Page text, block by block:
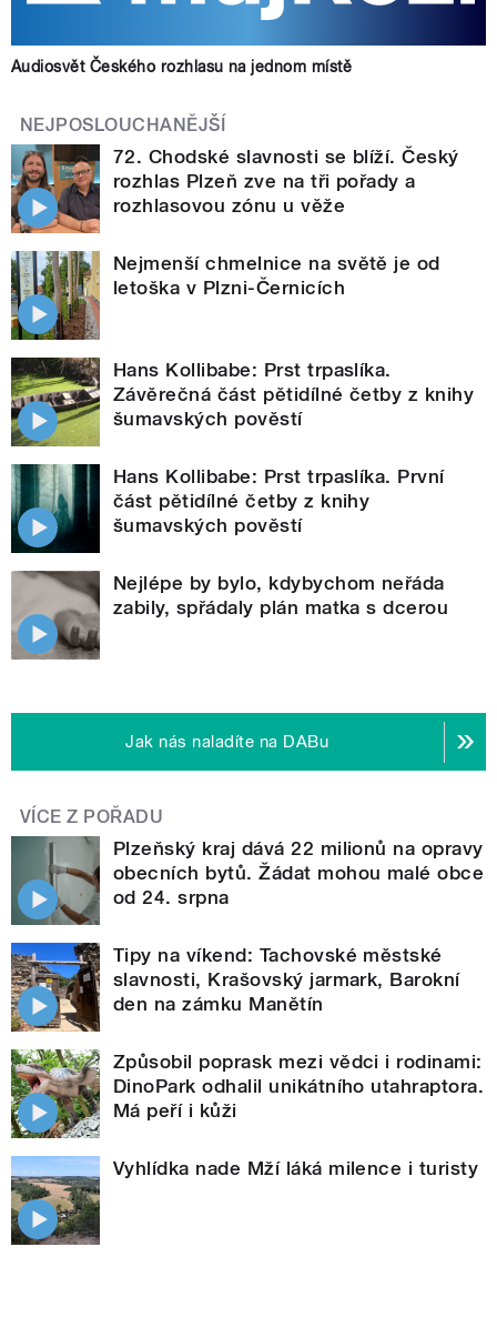
Audiosvět Českého rozhlasu na jednom místě
NEJPOSLOUCHANĚJŠÍ
72. Chodské slavnosti se blíží. Český
rozhlas Plzeň zve na tři pořady a
rozhlasovou zónu u věže
Nejmenší chmelnice na světě je od
letoška v Plzni-Černicích
Hans Kollibabe: Prst trpaslíka.
Závěrečná část pětidílné četby z knihy
šumavských pověstí
Hans Kollibabe: Prst trpaslíka. První
část pětidílné četby z knihy
šumavských pověstí
Nejlépe by bylo, kdybychom neřáda
zabily, spřádaly plán matka s dcerou
Jak nás naladíte na DABu
VÍCE Z POŘADU
Plzeňský kraj dává 22 milionů na opravy
obecních bytů. Žádat mohou malé obce
od 24. srpna
Tipy na víkend: Tachovské městské
slavnosti, Krašovský jarmark, Barokní
den na zámku Manětín
Způsobil poprask mezi vědci i rodinami:
DinoPark odhalil unikátního utahraptora.
Má peří i kůži
Vyhlídka nade Mží láká milence i turisty